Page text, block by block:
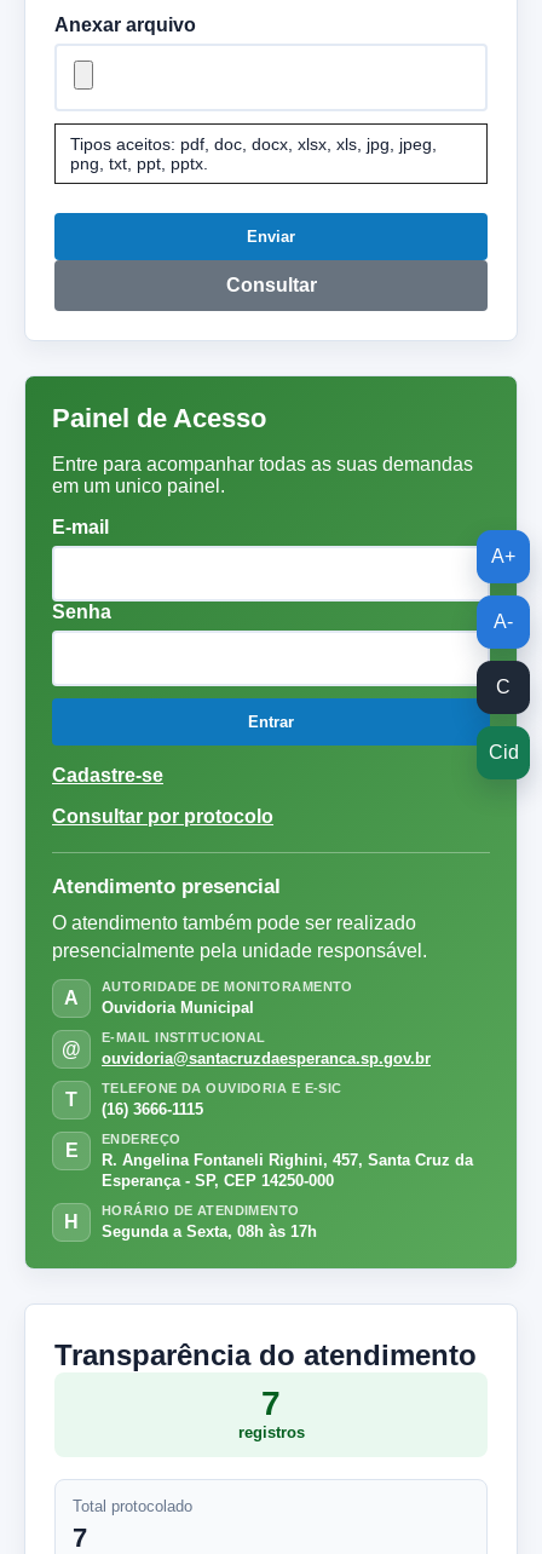
Anexar arquivo
Tipos aceitos: pdf, doc, docx, xlsx, xls, jpg, jpeg,
png, txt, ppt, pptx.
Enviar
Consultar
Painel de Acesso
Entre para acompanhar todas as suas demandas
em um unico painel.
E-mail
Senha
Entrar
Cadastre-se
Consultar por protocolo
Atendimento presencial
O atendimento também pode ser realizado
presencialmente pela unidade responsável.
A
AUTORIDADE DE MONITORAMENTO
Ouvidoria Municipal
@
E-MAIL INSTITUCIONAL
ouvidoria@santacruzdaesperanca.sp.gov.br
T
TELEFONE DA OUVIDORIA E E-SIC
(16) 3666-1115
E
ENDEREÇO
R. Angelina Fontaneli Righini, 457, Santa Cruz da
Esperança - SP, CEP 14250-000
H
HORÁRIO DE ATENDIMENTO
Segunda a Sexta, 08h às 17h
A+
A-
C
Cid
Transparência do atendimento
7
registros
Total protocolado
7